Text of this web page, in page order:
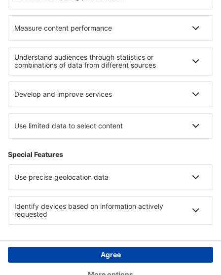
Die besten Hotels - Regionen
Hotels in Provence Hotels in Provence-Alpes-Côte d’Azur
Hotels in Les Deux Alpes Hotels in La Plagne
Hotels an dem Genfersee Hotels in Everglades
Hotels in West Grand Bahama
Hotels auf Zakynthos Hotels in Casanare